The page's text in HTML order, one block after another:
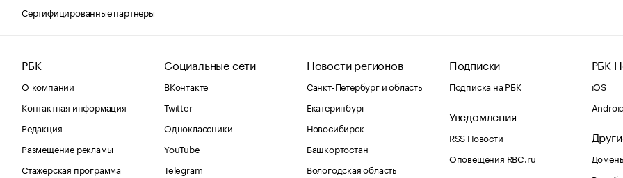
Сертифицированные партнеры
РБК
О компании
Контактная информация
Редакция
Размещение рекламы
Стажерская программа
Социальные сети
ВКонтакте
Twitter
Одноклассники
YouTube
Telegram
Новости регионов
Санкт-Петербург и область
Екатеринбург
Новосибирск
Башкортостан
Вологодская область
Подписки
Подписка на РБК
Уведомления
RSS Новости
Оповещения RBC.ru
РБК
iOS